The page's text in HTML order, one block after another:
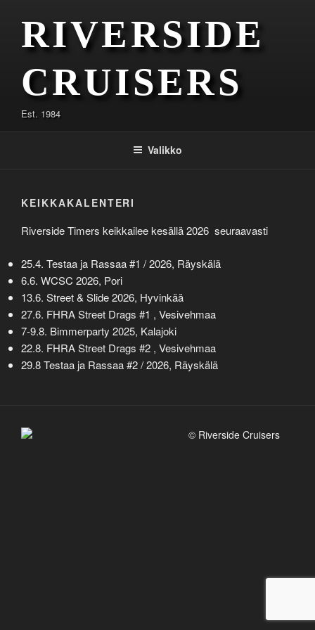
sisältöönRIVERSIDE
CRUISERS
Est. 1984
Valikko
KEIKKAKALENTERI
Riverside Timers keikkailee kesällä 2026 seuraavasti
25.4. Testaa ja Rassaa #1 / 2026, Räyskälä
6.6. WCSC 2026, Pori
13.6. Street & Slide 2026, Hyvinkää
27.6. FHRA Street Drags #1 , Vesivehmaa
7-9.8. Bimmerparty 2025, Kalajoki
22.8. FHRA Street Drags #2 , Vesivehmaa
29.8 Testaa ja Rassaa #2 / 2026, Räyskälä
© Riverside Cruisers